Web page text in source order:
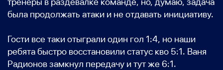
была продолжать атаки и не отдавать инициативу.
Гости все таки отыграли один гол 1:4, но наши
ребята быстро восстановили статус кво 5:1. Ваня
Радионов замкнул передачу и тут же 6:1.